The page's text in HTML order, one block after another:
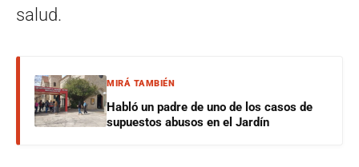
salud.
MIRÁ TAMBIÉN
Habló un padre de uno de los casos de
supuestos abusos en el Jardín